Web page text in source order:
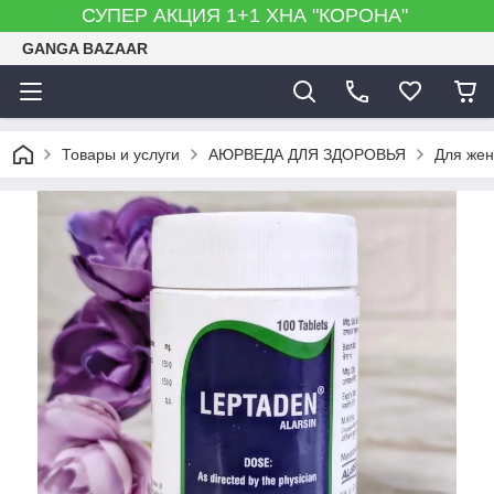
СУПЕР АКЦИЯ 1+1 ХНА "КОРОНА"
GANGA BAZAAR
Товары и услуги АЮРВЕДА ДЛЯ ЗДОРОВЬЯ Для